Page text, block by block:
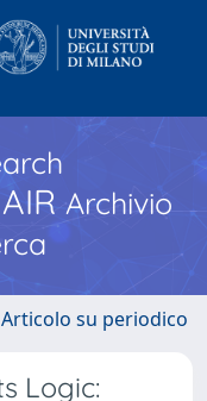
Archivio
su periodico
Logic: